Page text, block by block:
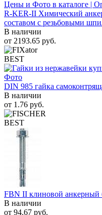
R-KER-II Химический
составом с резьбовыми
В наличии
от 2193.65 руб.
BEST
DIN 985 гайка
В наличии
от 1.76 руб.
BEST
FBN II клиновой анкерный
В наличии
от 94.67 руб.